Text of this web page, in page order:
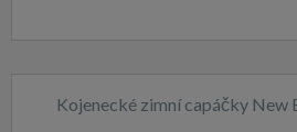
Kojenecké zimní capáčky New